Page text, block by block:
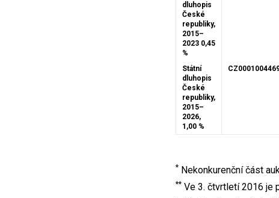
dluhopis
České
republiky,
2015–
2023 0,45
%
Státní
dluhopis
České
republiky,
2015–
2026,
1,00 %
* Nekonkurenční část
** Ve 3. čtvrtletí 2016 je